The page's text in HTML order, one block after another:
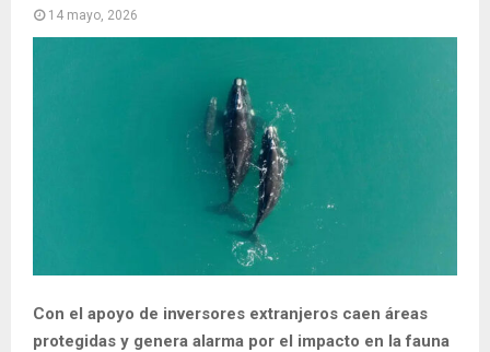
14 mayo, 2026
Con el apoyo de inversores extranjeros caen áreas
protegidas y genera alarma por el impacto en la fauna